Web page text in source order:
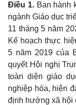
Điều 1.Ban hành
ngành Giáo dục
11 tháng 5 năm
Kế hoạch thực
5 năm 2019 của
quyết Hội nghị
toàn diện giáo
nghiệp hóa, hiện
định hướng xã hội